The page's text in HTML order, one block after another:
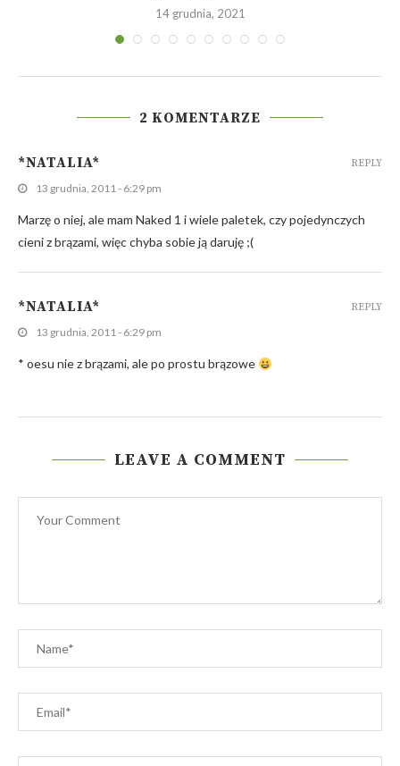
14 grudnia, 2021
2 KOMENTARZE
*NATALIA*
13 grudnia, 2011 - 6:29 pm
Marzę o niej, ale mam Naked 1 i wiele paletek, czy pojedynczych
cieni z brązami, więc chyba sobie ją daruję ;(
REPLY
*NATALIA*
13 grudnia, 2011 - 6:29 pm
* oesu nie z brązami, ale po prostu brązowe
REPLY
LEAVE A COMMENT